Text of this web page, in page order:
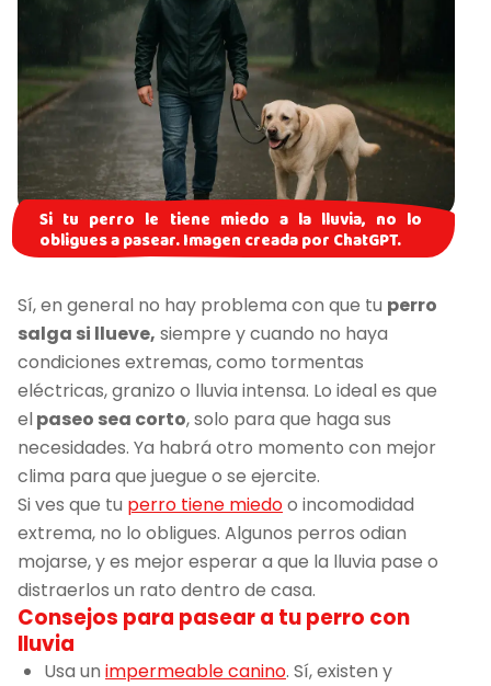
Si tu perro le tiene miedo a la lluvia, no lo
obligues a pasear. Imagen creada por ChatGPT.
Sí, en general no hay problema con que tu perro
salga si llueve, siempre y cuando no haya
condiciones extremas, como tormentas
eléctricas, granizo o lluvia intensa. Lo ideal es que
elpaseo sea corto, solo para que haga sus
necesidades. Ya habrá otro momento con mejor
clima para que juegue o se ejercite.
Si ves que tu perro tiene miedoo incomodidad
extrema, no lo obligues. Algunos perros odian
mojarse, y es mejor esperar a que la lluvia pase o
distraerlos un rato dentro de casa.
Consejos para pasear a tu perro con
lluvia
Usa un impermeable canino. Sí, existen y